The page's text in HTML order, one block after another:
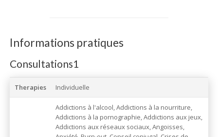
Informations pratiques
Consultations1
Therapies Individuelle
Addictions à l'alcool, Addictions à la nourriture,
Addictions à la pornographie, Addictions aux jeux,
Addictions aux réseaux sociaux, Angoisses,